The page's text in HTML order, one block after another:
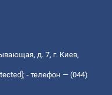
д. 7, г. Киев,
; - телефон — (044)